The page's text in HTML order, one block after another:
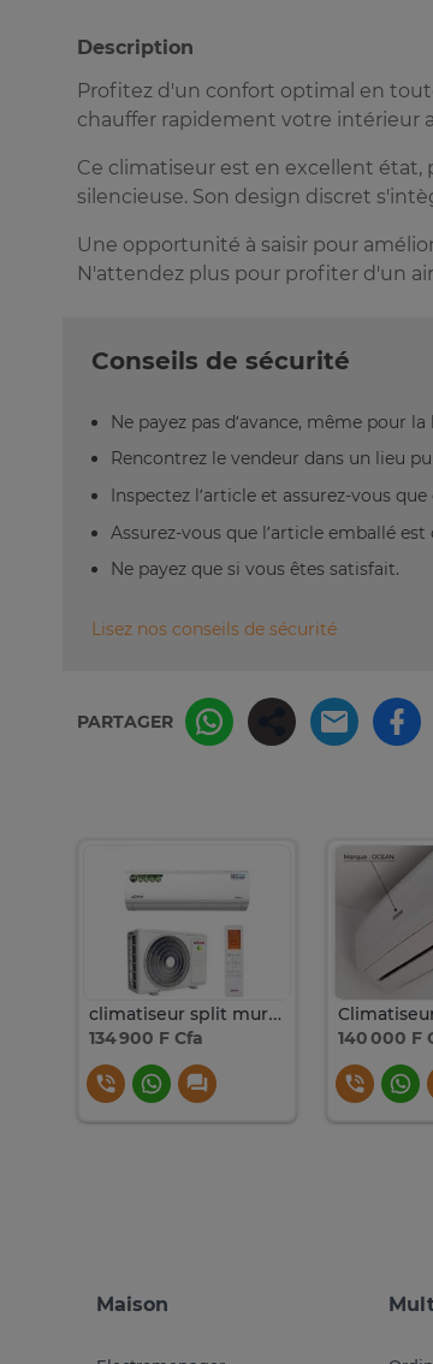
Description
Profitez d'un confort optimal en
chauffer rapidement votre intérieur
Ce climatiseur est en excellent
silencieuse. Son design discret
Une opportunité à saisir pour
N'attendez plus pour profiter d'un
Conseils de sécurité
Ne payez pas d’avance, même pour la
Rencontrez le vendeur dans un lieu
Inspectez l’article et assurez-vous
Assurez-vous que l’article emballé
Ne payez que si vous êtes satisfait.
Lisez nos conseils de sécurité
PARTAGER
climatiseur split mural astch
134 900 F Cfa
140 000 F
Maison